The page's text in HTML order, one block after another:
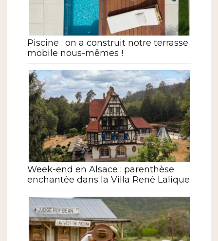
Piscine : on a construit notre terrasse
mobile nous-mêmes !
Week-end en Alsace : parenthèse
enchantée dans la Villa René Lalique